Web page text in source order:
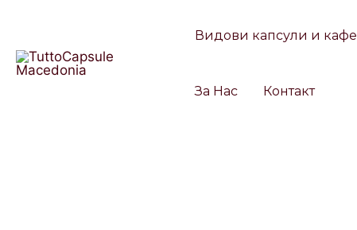
content
Видови капсули и кафе
За Нас Контакт